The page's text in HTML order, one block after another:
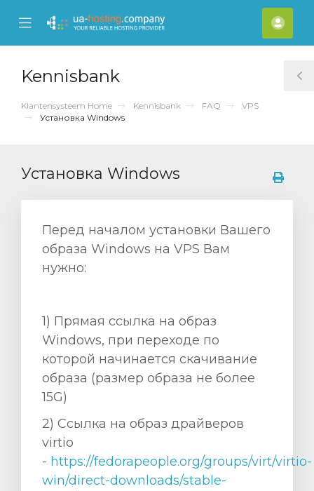
Mobile
Menu
Kennisbank
Klantensysteem Home Kennisbank FAQ
VPS
Установка Windows
Установка Windows
Перед началом установки Вашего
образа Windows на VPS Вам
нужно:
1) Прямая ссылка на образ
Windows, при переходе по
которой начинается скачивание
образа (размер образа не более
15G)
2) Ccылка на образ драйверов
virtio
- https://fedorapeople.org/groups/virt/virtio-
win/direct-downloads/stable-